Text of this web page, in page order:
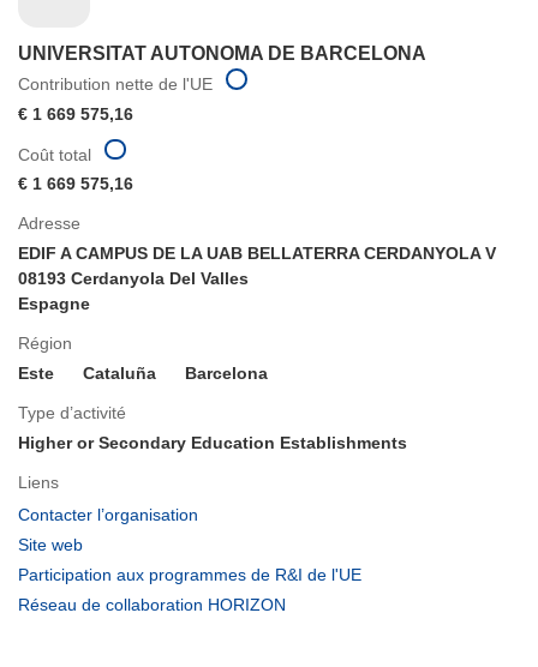
UNIVERSITAT AUTONOMA DE BARCELONA
Contribution nette de l'UE
€ 1 669 575,16
Adresse
EDIF A CAMPUS DE LA UAB BELLATERRA CERDANYOLA V
08193 Cerdanyola Del Valles
Espagne
Région
Este
Cataluña Barcelona
Type d’activité
Higher or Secondary Education Establishments
Liens
Contacter l’organisation
fenêtre)
Site web
dans
une
Participation aux programmes de R&I de l'UE
Réseau de collaboration HORIZON
Coût total
€ 1 669 575,16